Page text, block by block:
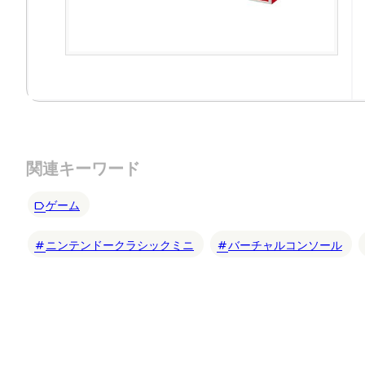
関連キーワード
ゲーム
ニンテンドークラシックミニ バーチャルコンソール